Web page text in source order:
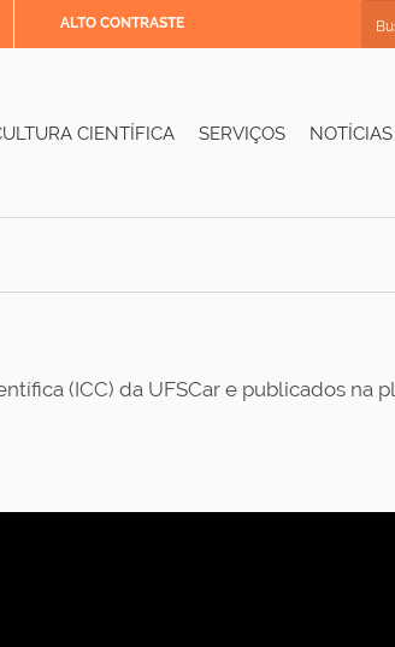
ALTO CONTRASTE
CIENTÍFICA SERVIÇOS NOTÍCIAS
(ICC) da UFSCar e publicados na